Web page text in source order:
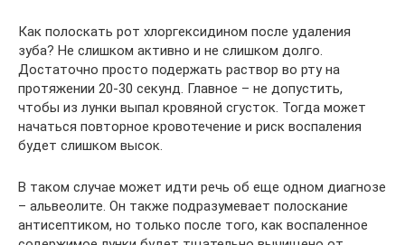
Как полоскать рот хлоргексидином после удаления
зуба? Не слишком активно и не слишком долго.
Достаточно просто подержать раствор во рту на
протяжении 20-30 секунд. Главное – не допустить,
чтобы из лунки выпал кровяной сгусток. Тогда может
начаться повторное кровотечение и риск воспаления
будет слишком высок.
В таком случае может идти речь об еще одном диагнозе
– альвеолите. Он также подразумевает полоскание
антисептиком, но только после того, как воспаленное